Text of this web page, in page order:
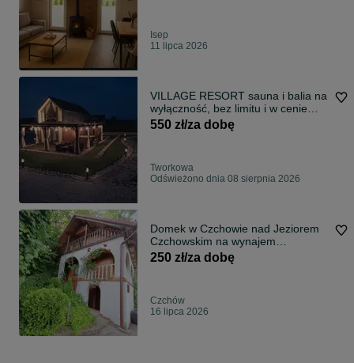
Isep
11 lipca 2026
VILLAGE RESORT sauna i balia na
wyłączność, bez limitu i w cenie
pobytu
550 zł/za dobę
Tworkowa
Odświeżono dnia 08 sierpnia 2026
Domek w Czchowie nad Jeziorem
Czchowskim na wynajem
wakacyjny lub weekendowy
250 zł/za dobę
Czchów
16 lipca 2026